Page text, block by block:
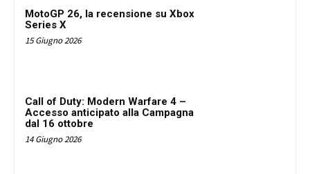
MotoGP 26, la recensione su Xbox
Series X
15 Giugno 2026
Call of Duty: Modern Warfare 4 –
Accesso anticipato alla Campagna
dal 16 ottobre
14 Giugno 2026